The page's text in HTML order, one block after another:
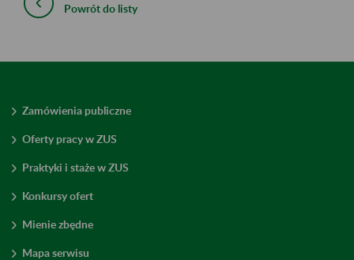
Powrót do listy
Zamówienia publiczne
Oferty pracy w ZUS
Praktyki i staże w ZUS
Konkursy ofert
Mienie zbędne
Mapa serwisu